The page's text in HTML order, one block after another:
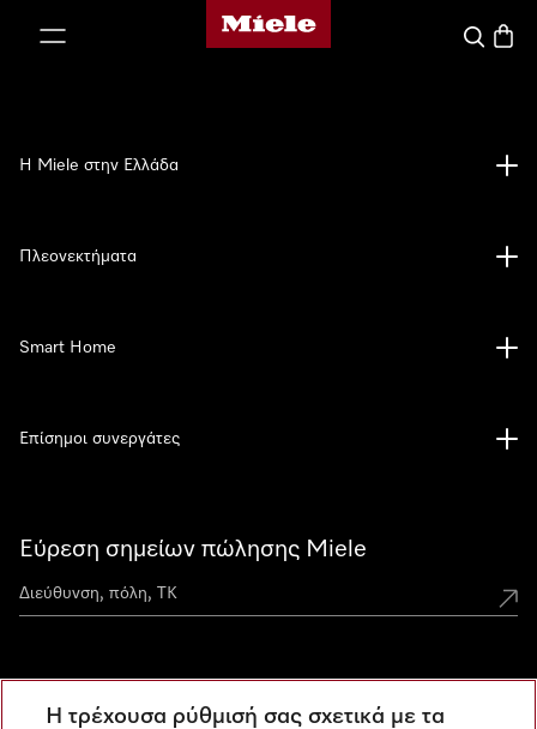
Αρχική σελίδα της Miele
Εύρεση σημείων πώλησης Miele
Η Miele στην Ελλάδα
Πλεονεκτήματα
Smart Home
Επίσημοι συνεργάτες
Η τρέχουσα ρύθμισή σας σχετικά με τα